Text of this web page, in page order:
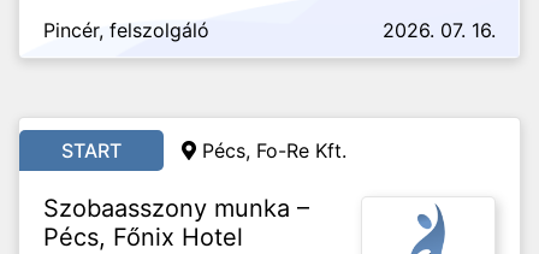
Pincér, felszolgáló 2026. 07. 16.
START Pécs, Fo-Re Kft.
Szobaasszony munka –
Pécs, Főnix Hotel